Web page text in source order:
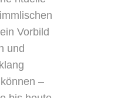
Vorbild
und
–